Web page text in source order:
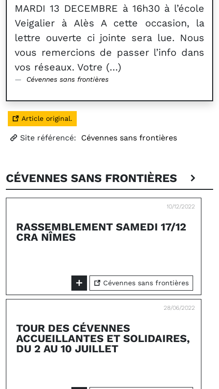
MARDI 13 DECEMBRE à 16h30 à l’école
Veigalier à Alès A cette occasion, la
lettre ouverte ci jointe sera lue. Nous
vous remercions de passer l’info dans
vos réseaux. Votre (…)
Cévennes sans frontières
Article original.
Site référencé: Cévennes sans frontières
CÉVENNES SANS FRONTIÈRES
10/12/2022
RASSEMBLEMENT SAMEDI 17/12
CRA NÎMES
Cévennes sans frontières
28/06/2022
TOUR DES CÉVENNES
ACCUEILLANTES ET SOLIDAIRES,
DU 2 AU 10 JUILLET